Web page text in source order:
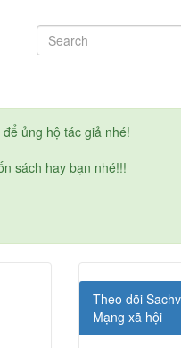
ủng hộ tác giả nhé!
sách hay bạn nhé!!!
Theo dõi
Mạng xã hội